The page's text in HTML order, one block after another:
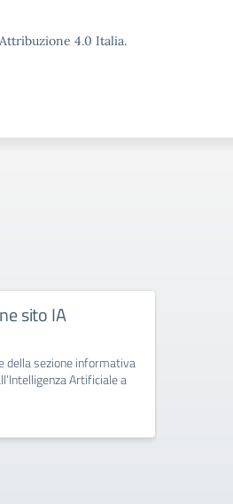
4.0 Italia.
sito IA
della sezione informativa
Artificiale a